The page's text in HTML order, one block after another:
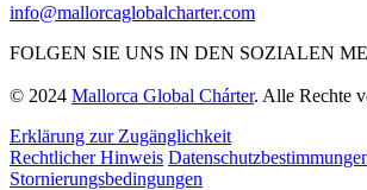
info@mallorcaglobalcharter.com
FOLGEN SIE UNS IN DEN SOZIALEN
© 2024 Mallorca Global Chárter. Alle Rechte
Erklärung zur Zugänglichkeit
Rechtlicher Hinweis
Stornierungsbedingungen